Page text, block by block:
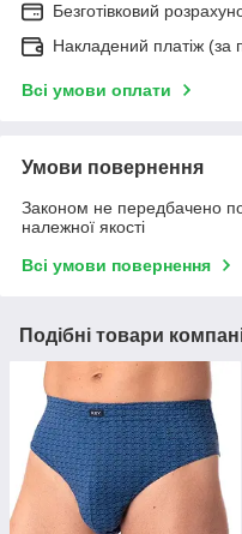
Безготівковий
Накладений платіж (за
Всі умови оплати
Умови повернення
Законом не передбачено
належної якості
Всі умови повернення
Подібні товари